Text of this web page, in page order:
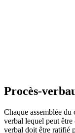
Procès-
Chaque assemblée
verbal lequel peut être
verbal doit être ratifié